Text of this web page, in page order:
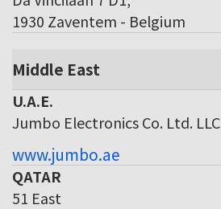
1930 Zaventem - Belgium
Middle East
U.A.E.
Jumbo Electronics Co. Ltd. LLC
www.jumbo.ae
QATAR
51 East